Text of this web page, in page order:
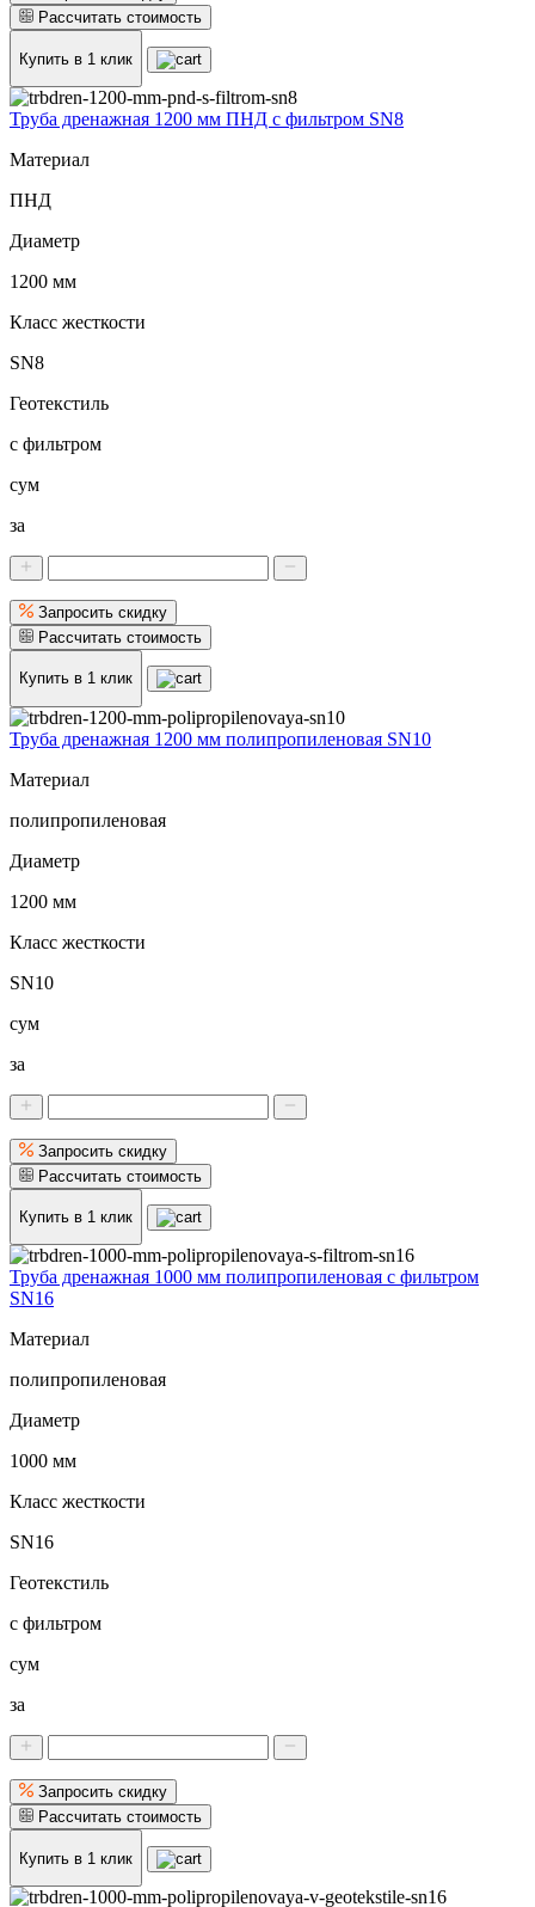
Рассчитать стоимость
Купить в 1 клик
Труба дренажная 1200 мм ПНД с фильтром SN8
Материал
ПНД
Диаметр
1200 мм
Класс жесткости
SN8
Геотекстиль
с фильтром
сум
за
Запросить скидку
Рассчитать стоимость
Купить в 1 клик
Труба дренажная 1200 мм полипропиленовая SN10
Материал
полипропиленовая
Диаметр
1200 мм
Класс жесткости
SN10
сум
за
Запросить скидку
Рассчитать стоимость
Купить в 1 клик
Труба дренажная 1000 мм полипропиленовая с фильтром
SN16
Материал
полипропиленовая
Диаметр
1000 мм
Класс жесткости
SN16
Геотекстиль
с фильтром
сум
за
Запросить скидку
Рассчитать стоимость
Купить в 1 клик